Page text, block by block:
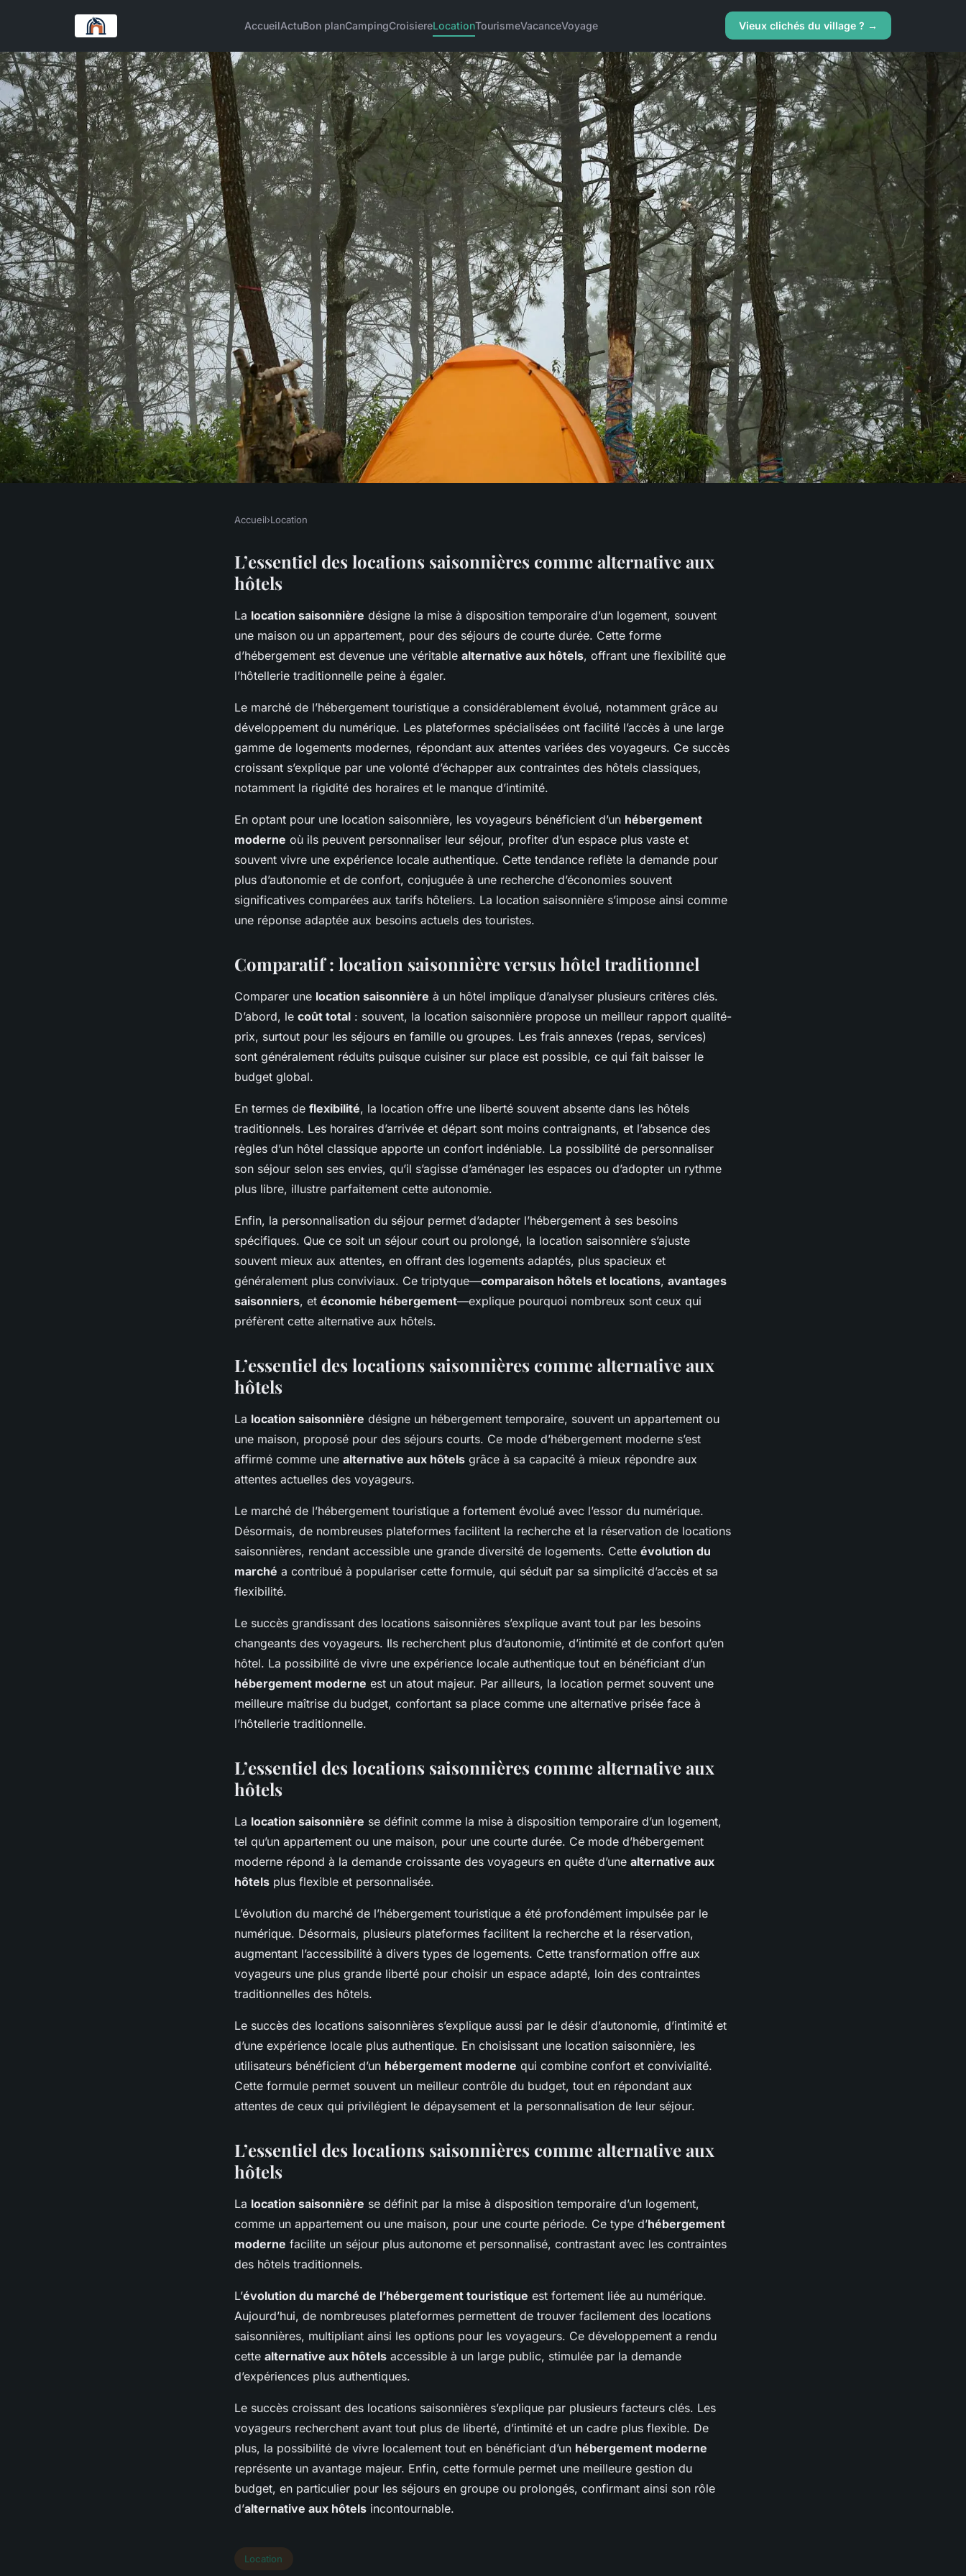
AccueilActuBon planCampingCroisiereLocationTourismeVacanceVoyage Vieux clichés du village ? →
Louez en Saison : Découvrez
l'Alternative Révolutionnaire aux
Hôtels Traditionnels
Accueil›Location
L’essentiel des locations saisonnières comme alternative aux
hôtels
La location saisonnière désigne la mise à disposition temporaire d’un logement, souvent
une maison ou un appartement, pour des séjours de courte durée. Cette forme
d’hébergement est devenue une véritable alternative aux hôtels, offrant une flexibilité que
l’hôtellerie traditionnelle peine à égaler.
Le marché de l’hébergement touristique a considérablement évolué, notamment grâce au
développement du numérique. Les plateformes spécialisées ont facilité l’accès à une large
gamme de logements modernes, répondant aux attentes variées des voyageurs. Ce succès
croissant s’explique par une volonté d’échapper aux contraintes des hôtels classiques,
notamment la rigidité des horaires et le manque d’intimité.
En optant pour une location saisonnière, les voyageurs bénéficient d’un hébergement
moderne où ils peuvent personnaliser leur séjour, profiter d’un espace plus vaste et
souvent vivre une expérience locale authentique. Cette tendance reflète la demande pour
plus d’autonomie et de confort, conjuguée à une recherche d’économies souvent
significatives comparées aux tarifs hôteliers. La location saisonnière s’impose ainsi comme
une réponse adaptée aux besoins actuels des touristes.
Comparatif : location saisonnière versus hôtel traditionnel
Comparer une location saisonnière à un hôtel implique d’analyser plusieurs critères clés.
D’abord, le coût total : souvent, la location saisonnière propose un meilleur rapport qualité-
prix, surtout pour les séjours en famille ou groupes. Les frais annexes (repas, services)
sont généralement réduits puisque cuisiner sur place est possible, ce qui fait baisser le
budget global.
En termes de flexibilité, la location offre une liberté souvent absente dans les hôtels
traditionnels. Les horaires d’arrivée et départ sont moins contraignants, et l’absence des
règles d’un hôtel classique apporte un confort indéniable. La possibilité de personnaliser
son séjour selon ses envies, qu’il s’agisse d’aménager les espaces ou d’adopter un rythme
plus libre, illustre parfaitement cette autonomie.
Enfin, la personnalisation du séjour permet d’adapter l’hébergement à ses besoins
spécifiques. Que ce soit un séjour court ou prolongé, la location saisonnière s’ajuste
souvent mieux aux attentes, en offrant des logements adaptés, plus spacieux et
généralement plus conviviaux. Ce triptyque—comparaison hôtels et locations, avantages
saisonniers, et économie hébergement—explique pourquoi nombreux sont ceux qui
préfèrent cette alternative aux hôtels.
L’essentiel des locations saisonnières comme alternative aux
hôtels
La location saisonnière désigne un hébergement temporaire, souvent un appartement ou
une maison, proposé pour des séjours courts. Ce mode d’hébergement moderne s’est
affirmé comme une alternative aux hôtels grâce à sa capacité à mieux répondre aux
attentes actuelles des voyageurs.
Le marché de l’hébergement touristique a fortement évolué avec l’essor du numérique.
Désormais, de nombreuses plateformes facilitent la recherche et la réservation de locations
saisonnières, rendant accessible une grande diversité de logements. Cette évolution du
marché a contribué à populariser cette formule, qui séduit par sa simplicité d’accès et sa
flexibilité.
Le succès grandissant des locations saisonnières s’explique avant tout par les besoins
changeants des voyageurs. Ils recherchent plus d’autonomie, d’intimité et de confort qu’en
hôtel. La possibilité de vivre une expérience locale authentique tout en bénéficiant d’un
hébergement moderne est un atout majeur. Par ailleurs, la location permet souvent une
meilleure maîtrise du budget, confortant sa place comme une alternative prisée face à
l’hôtellerie traditionnelle.
L’essentiel des locations saisonnières comme alternative aux
hôtels
La location saisonnière se définit comme la mise à disposition temporaire d’un logement,
tel qu’un appartement ou une maison, pour une courte durée. Ce mode d’hébergement
moderne répond à la demande croissante des voyageurs en quête d’une alternative aux
hôtels plus flexible et personnalisée.
L’évolution du marché de l’hébergement touristique a été profondément impulsée par le
numérique. Désormais, plusieurs plateformes facilitent la recherche et la réservation,
augmentant l’accessibilité à divers types de logements. Cette transformation offre aux
voyageurs une plus grande liberté pour choisir un espace adapté, loin des contraintes
traditionnelles des hôtels.
Le succès des locations saisonnières s’explique aussi par le désir d’autonomie, d’intimité et
d’une expérience locale plus authentique. En choisissant une location saisonnière, les
utilisateurs bénéficient d’un hébergement moderne qui combine confort et convivialité.
Cette formule permet souvent un meilleur contrôle du budget, tout en répondant aux
attentes de ceux qui privilégient le dépaysement et la personnalisation de leur séjour.
L’essentiel des locations saisonnières comme alternative aux
hôtels
La location saisonnière se définit par la mise à disposition temporaire d’un logement,
comme un appartement ou une maison, pour une courte période. Ce type d’hébergement
moderne facilite un séjour plus autonome et personnalisé, contrastant avec les contraintes
des hôtels traditionnels.
L’évolution du marché de l’hébergement touristique est fortement liée au numérique.
Aujourd’hui, de nombreuses plateformes permettent de trouver facilement des locations
saisonnières, multipliant ainsi les options pour les voyageurs. Ce développement a rendu
cette alternative aux hôtels accessible à un large public, stimulée par la demande
d’expériences plus authentiques.
Le succès croissant des locations saisonnières s’explique par plusieurs facteurs clés. Les
voyageurs recherchent avant tout plus de liberté, d’intimité et un cadre plus flexible. De
plus, la possibilité de vivre localement tout en bénéficiant d’un hébergement moderne
représente un avantage majeur. Enfin, cette formule permet une meilleure gestion du
budget, en particulier pour les séjours en groupe ou prolongés, confirmant ainsi son rôle
d’alternative aux hôtels incontournable.
Location